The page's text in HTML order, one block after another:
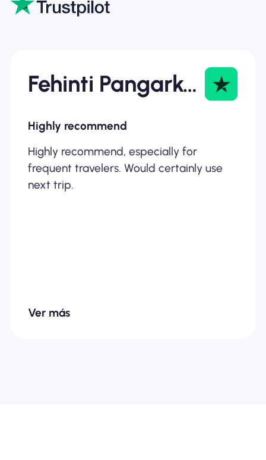
Fehinti Pangarkar
Highly recommend
Highly recommend, especially for
frequent travelers. Would certainly use
next trip.
Ver más